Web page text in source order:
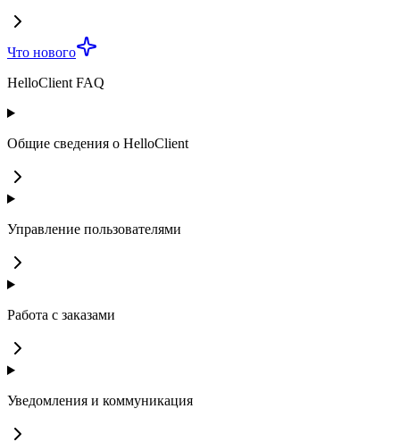
Что нового
HelloClient FAQ
Общие сведения о HelloClient
Управление пользователями
Работа с заказами
Уведомления и коммуникация